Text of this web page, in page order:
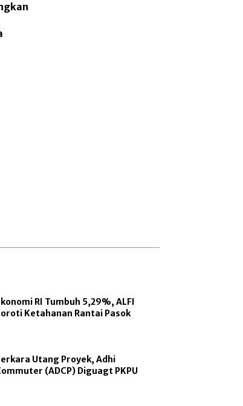
RI Tumbuh 5,29%, ALFI
Ketahanan Rantai Pasok
Utang Proyek, Adhi
(ADCP) Diguagt PKPU